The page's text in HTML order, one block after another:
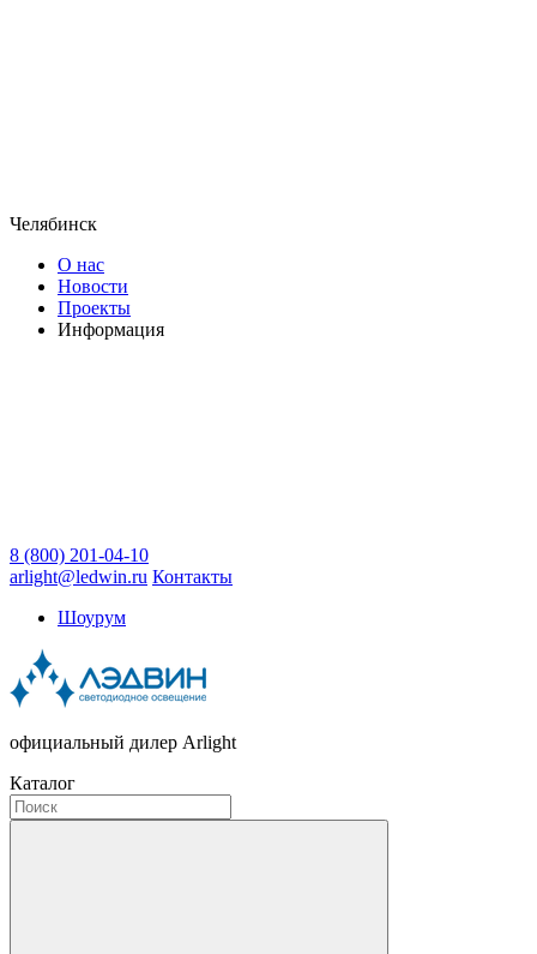
Челябинск
О нас
Новости
Проекты
Информация
8 (800) 201-04-10
arlight@ledwin.ru Контакты
Шоурум
официальный дилер Arlight
Каталог